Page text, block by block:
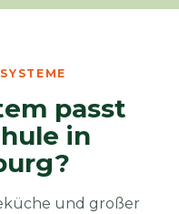
passt
in
und großer